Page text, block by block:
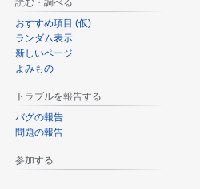
読む・調べる
おすすめ項目 (仮)
ランダム表示
新しいページ
よみもの
トラブルを報告する
バグの報告
問題の報告
参加する